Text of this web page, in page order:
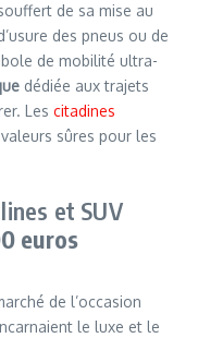
de sa mise au
des pneus ou de
de mobilité ultra-
dédiée aux trajets
Les citadines
sûres pour les
et SUV
euros
de l’occasion
le luxe et le